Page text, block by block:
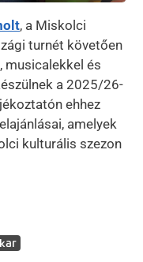
, a Miskolci
turnét követően
musicalekkel és
a 2025/26-
ehhez
amelyek
kulturális szezon